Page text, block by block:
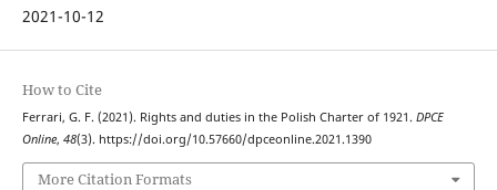
2021-10-12
How to Cite
Ferrari, G. F. (2021). Rights and duties in the Polish Charter of 1921. DPCE
Online, 48(3). https://doi.org/10.57660/dpceonline.2021.1390
More Citation Formats